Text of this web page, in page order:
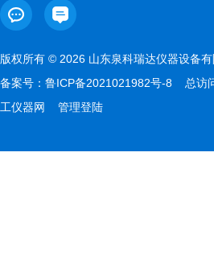
版权所有 © 2026 山东泉科瑞达仪器设备
备案号： 鲁ICP备2021021982号-8 总访
工仪器网
管理登陆